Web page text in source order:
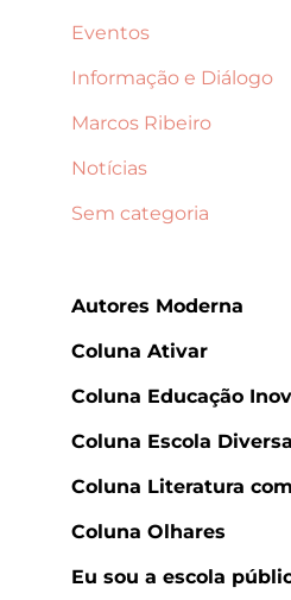
Eventos
Informação e Diálogo
Marcos Ribeiro
Notícias
Sem categoria
Autores Moderna
Coluna Ativar
Coluna Educação
Coluna Escola Diversa
Coluna Literatura
Coluna Olhares
Eu sou a escola